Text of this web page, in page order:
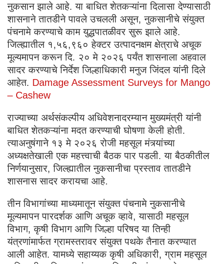
नुकसान झाले आहे. या बाधित शेतकऱ्यांना दिलासा देण्यासाठी
शासनाने तातडीने पावले उचलली असून, नुकसानीचे संयुक्त
पंचनामे करण्याचे काम युद्धपातळीवर सुरू झाले आहे.
जिल्ह्यातील १,५६,९६० हेक्टर उत्पादनक्षम क्षेत्राचे अचूक
मूल्यमापन करून दि. २० मे २०२६ पर्यंत शासनाला अहवाल
सादर करण्याचे निर्देश जिल्हाधिकारी मनुज जिंदल यांनी दिले
आहेत. Damage Assessment Surveys for Mango
– Cashew
​​राज्याच्या अर्थसंकल्पीय अधिवेशनादरम्यान मुख्यमंत्री यांनी
बाधित शेतकऱ्यांना मदत करण्याची घोषणा केली होती.
त्याअनुषंगाने १३ मे २०२६ रोजी महसूल मंत्र्यांच्या
अध्यक्षतेखाली एक महत्त्वाची बैठक पार पडली. या बैठकीतील
निर्णयानुसार, जिल्ह्यातील नुकसानीचा प्रस्ताव तातडीने
शासनास सादर करायचा आहे.
​तीन विभागांच्या माध्यमातून संयुक्त पंचनामे ​नुकसानीचे
मूल्यमापन पारदर्शक आणि अचूक व्हावे, यासाठी महसूल
विभाग, कृषी विभाग आणि जिल्हा परिषद या तिन्ही
यंत्रणांमार्फत ग्रामस्तरावर संयुक्त पथके तैनात करण्यात
आली आहेत. यामध्ये सहाय्यक कृषी अधिकारी, ग्राम महसूल